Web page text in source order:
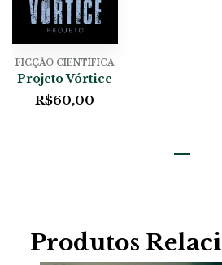
FICÇÃO CIENTÍFICA
Projeto Vórtice
R$60,00
Produtos